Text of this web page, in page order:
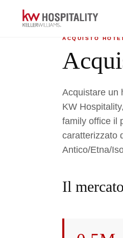
Home › Acquisto
ACQUISTO
Acquistare un
KW
family office il
caratterizzato
Antico/Etna/
Il